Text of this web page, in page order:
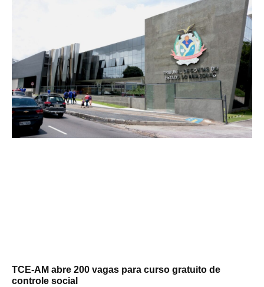
TCE-AM abre 200 vagas para curso gratuito de
controle social